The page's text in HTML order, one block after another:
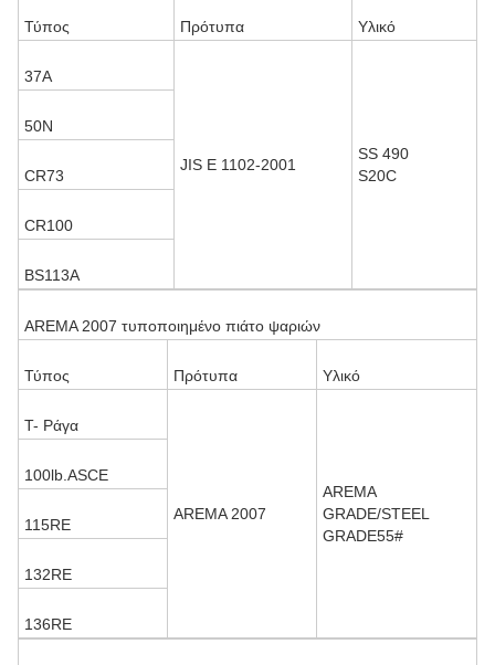
Τύπος Πρότυπα Υλικό
37A
JIS Ε 1102-2001
SS 490
S20C
50N
CR73
CR100
BS113A
AREMA 2007 τυποποιημένο πιάτο ψαριών
Τύπος Πρότυπα Υλικό
T- Ράγα
AREMA 2007
AREMA
GRADE/STEEL
GRADE55#
100lb.ASCE
115RE
132RE
136RE